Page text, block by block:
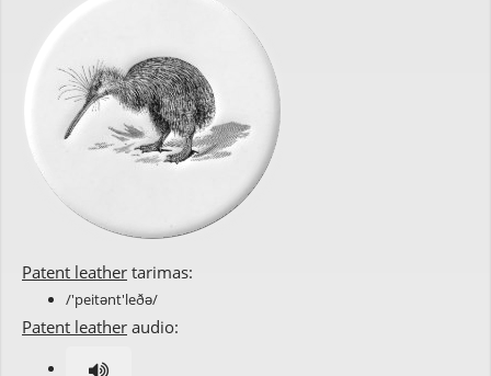
Patent leather tarimas:
/'peitənt'leðə/
Patent leather audio: